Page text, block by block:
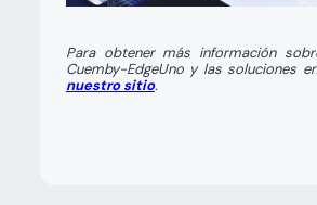
Para obtener más información
Cuemby-EdgeUno y las soluciones
nuestro sitio.